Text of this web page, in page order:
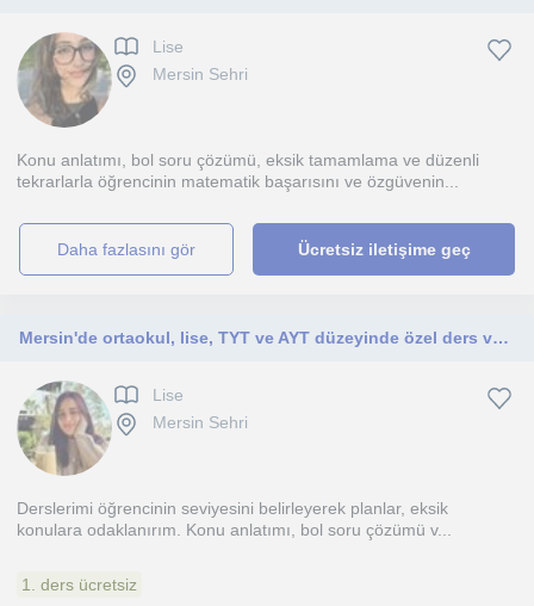
Lise
Mersin Sehri
Konu anlatımı, bol soru çözümü, eksik tamamlama ve düzenli
tekrarlarla öğrencinin matematik başarısını ve özgüvenin...
daha fazlasını gör Ücretsiz iletişime geç
Mersin'de ortaokul, lise, TYT ve AYT düzeyinde özel ders veriyor, öğrencilerimin hedeflerine ulaşmaları için hazırlıyorum.
Lise
Mersin Sehri
Derslerimi öğrencinin seviyesini belirleyerek planlar, eksik
konulara odaklanırım. Konu anlatımı, bol soru çözümü v...
1. ders ücretsiz